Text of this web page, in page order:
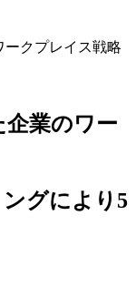
ークプレイス戦略
業のワー
グにより5